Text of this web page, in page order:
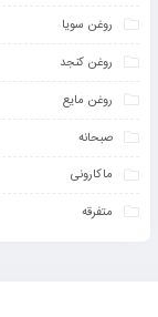
روغن سویا
روغن کنجد
روغن مایع
صبحانه
ماکارونی
متفرقه